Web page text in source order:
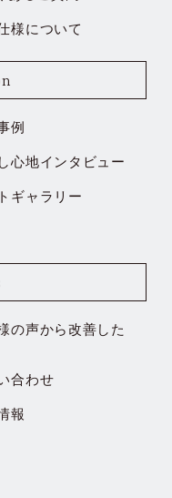
様について
例
心地インタビュー
ギャラリー
の声から改善した
合わせ
報